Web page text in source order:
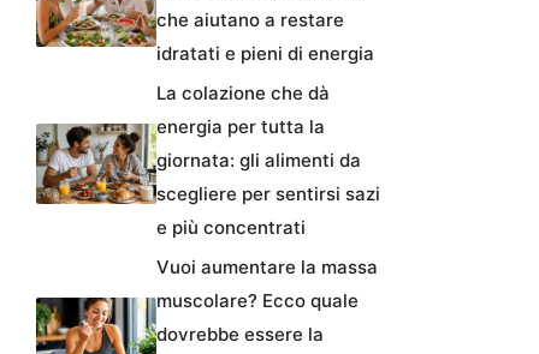
che aiutano a restare
idratati e pieni di energia
La colazione che dà
energia per tutta la
giornata: gli alimenti da
scegliere per sentirsi sazi
e più concentrati
Vuoi aumentare la massa
muscolare? Ecco quale
dovrebbe essere la